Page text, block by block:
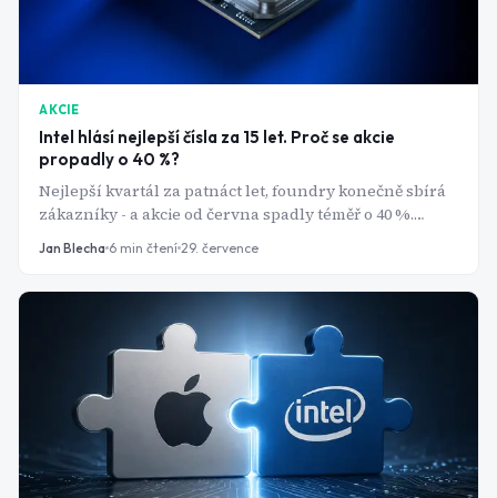
AKCIE
Intel hlásí nejlepší čísla za 15 let. Proč se akcie
propadly o 40 %?
Nejlepší kvartál za patnáct let, foundry konečně sbírá
zákazníky - a akcie od června spadly téměř o 40 %.
Comeback Intelu je reálný. Otázka je, kolik z něj už bylo
Jan Blecha 6 min čtení 29. července